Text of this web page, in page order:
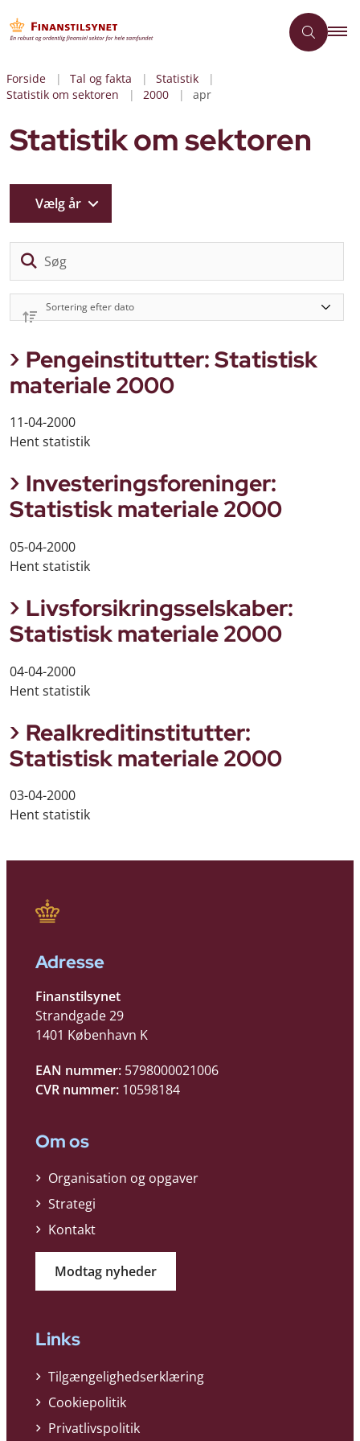
Forside Tal og fakta
Statistik
Statistik om sektoren
2000 apr
Statistik om sektoren
Vælg år
Pengeinstitutter: Statistisk
materiale 2000
11-04-2000
Hent statistik
Investeringsforeninger:
Statistisk materiale 2000
05-04-2000
Hent statistik
Livsforsikringsselskaber:
Statistisk materiale 2000
04-04-2000
Hent statistik
Realkreditinstitutter:
Statistisk materiale 2000
03-04-2000
Hent statistik
Adresse
Finanstilsynet
Strandgade 29
1401 København K
EAN nummer: 5798000021006
CVR nummer: 10598184
Om os
Organisation og opgaver
Strategi
Kontakt
Modtag nyheder
Links
Tilgængelighedserklæring
Cookiepolitik
Privatlivspolitik